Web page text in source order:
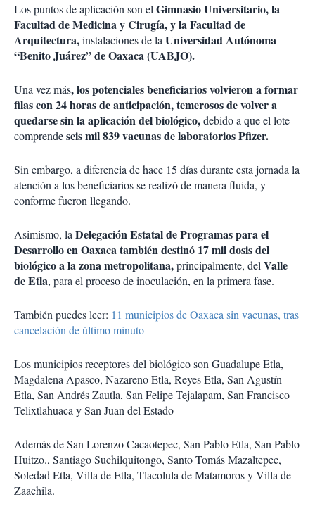
Los puntos de aplicación son elGimnasio Universitario, la
Facultad de Medicina y Cirugía, y la Facultad de
Arquitectura,instalaciones de laUniversidad Autónoma
“Benito Juárez” de Oaxaca (UABJO).
Una vez más, los potenciales beneficiarios volvieron a formar
filas con 24 horas de anticipación, temerosos de volver a
quedarse sin la aplicación del biológico,debido a que el lote
comprendeseis mil 839 vacunas de laboratorios Pfizer.
Sin embargo, a diferencia de hace 15 días durante esta jornada la
atención a los beneficiarios se realizó de manera fluida, y
conforme fueron llegando.
Asimismo, laDelegación Estatal de Programas para el
Desarrollo en Oaxaca también destinó 17 mil dosis del
biológico a la zona metropolitana,principalmente, delValle
de Etla, para el proceso de inoculación, en la primera fase.
También puedes leer: 11 municipios de Oaxaca sin vacunas, tras
cancelación de último minuto
Los municipios receptores del biológico son Guadalupe Etla,
Magdalena Apasco, Nazareno Etla, Reyes Etla, San Agustín
Etla, San Andrés Zautla, San Felipe Tejalapam, San Francisco
Telixtlahuaca y San Juan del Estado
Además de San Lorenzo Cacaotepec, San Pablo Etla, San Pablo
Huitzo., Santiago Suchilquitongo, Santo Tomás Mazaltepec,
Soledad Etla, Villa de Etla, Tlacolula de Matamoros y Villa de
Zaachila.